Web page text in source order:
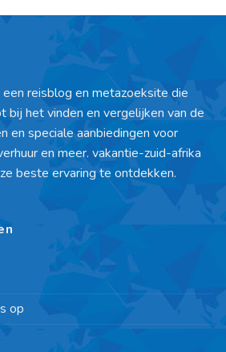
reisblog en metazoeksite die
bij het vinden en vergelijken van de
en speciale aanbiedingen voor
en meer. vakantie-zuid-afrika
beste ervaring te ontdekken.
op